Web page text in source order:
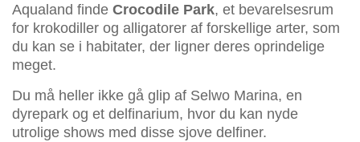
Aqualand finde Crocodile Park, et bevarelsesrum
for krokodiller og alligatorer af forskellige arter, som
du kan se i habitater, der ligner deres oprindelige
meget.
Du må heller ikke gå glip af Selwo Marina, en
dyrepark og et delfinarium, hvor du kan nyde
utrolige shows med disse sjove delfiner.